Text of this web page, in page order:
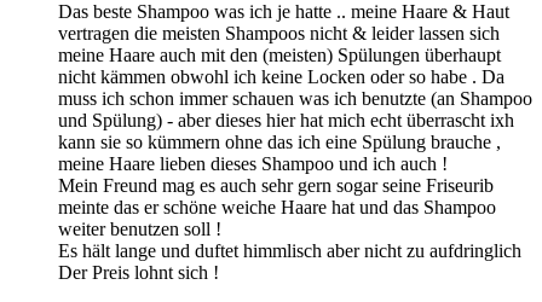
Das beste Shampoo was ich je hatte .. meine Haare & Haut
vertragen die meisten Shampoos nicht & leider lassen sich
meine Haare auch mit den (meisten) Spülungen überhaupt
nicht kämmen obwohl ich keine Locken oder so habe . Da
muss ich schon immer schauen was ich benutzte (an Shampoo
und Spülung) - aber dieses hier hat mich echt überrascht ixh
kann sie so kümmern ohne das ich eine Spülung brauche ,
meine Haare lieben dieses Shampoo und ich auch !
Mein Freund mag es auch sehr gern sogar seine Friseurib
meinte das er schöne weiche Haare hat und das Shampoo
weiter benutzen soll !
Es hält lange und duftet himmlisch aber nicht zu aufdringlich
Der Preis lohnt sich !